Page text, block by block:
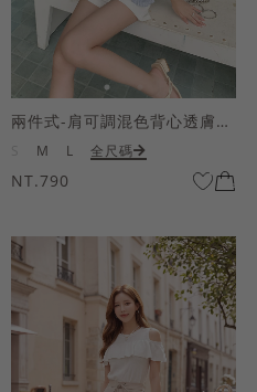
兩件式-肩可調混色背心透膚上衣套組
M L 全尺碼
NT.790